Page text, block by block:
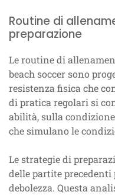
Routine di
preparazione
Le routine di
beach soccer sono
resistenza fisica che
di pratica regolari si
abilità, sulla
che simulano le
Le strategie di
delle partite
debolezza. Questa